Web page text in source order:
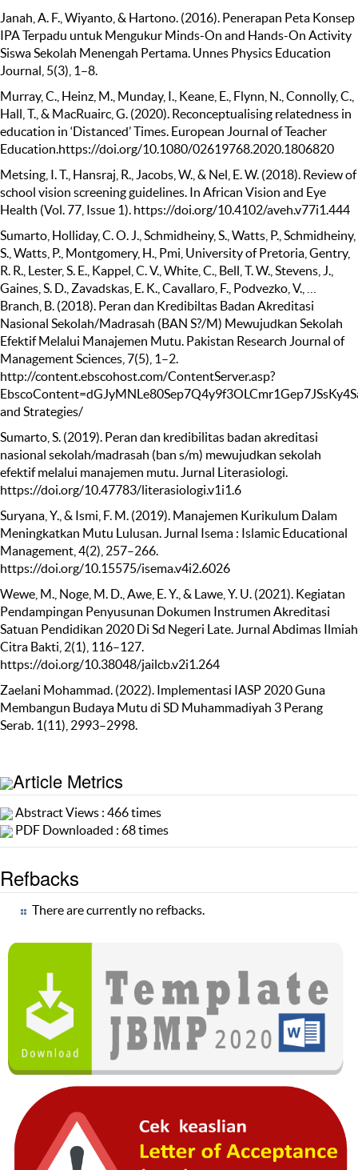
Janah, A. F., Wiyanto, & Hartono. (2016). Penerapan Peta Konsep
IPA Terpadu untuk Mengukur Minds-On and Hands-On Activity
Siswa Sekolah Menengah Pertama. Unnes Physics Education
Journal, 5(3), 1–8.
Murray, C., Heinz, M., Munday, I., Keane, E., Flynn, N., Connolly, C.,
Hall, T., & MacRuairc, G. (2020). Reconceptualising relatedness in
education in ‘Distanced’ Times. European Journal of Teacher
Education.https://doi.org/10.1080/02619768.2020.1806820
Metsing, I. T., Hansraj, R., Jacobs, W., & Nel, E. W. (2018). Review of
school vision screening guidelines. In African Vision and Eye
Health (Vol. 77, Issue 1). https://doi.org/10.4102/aveh.v77i1.444
Sumarto, Holliday, C. O. J., Schmidheiny, S., Watts, P., Schmidheiny,
S., Watts, P., Montgomery, H., Pmi, University of Pretoria, Gentry,
R. R., Lester, S. E., Kappel, C. V., White, C., Bell, T. W., Stevens, J.,
Gaines, S. D., Zavadskas, E. K., Cavallaro, F., Podvezko, V., …
Branch, B. (2018). Peran dan Kredibiltas Badan Akreditasi
Nasional Sekolah/Madrasah (BAN S?/M) Mewujudkan Sekolah
Efektif Melalui Manajemen Mutu. Pakistan Research Journal of
Management Sciences, 7(5), 1–2.
http://content.ebscohost.com/ContentServer.asp?
and Strategies/
Sumarto, S. (2019). Peran dan kredibilitas badan akreditasi
nasional sekolah/madrasah (ban s/m) mewujudkan sekolah
efektif melalui manajemen mutu. Jurnal Literasiologi.
https://doi.org/10.47783/literasiologi.v1i1.6
Suryana, Y., & Ismi, F. M. (2019). Manajemen Kurikulum Dalam
Meningkatkan Mutu Lulusan. Jurnal Isema : Islamic Educational
Management, 4(2), 257–266.
https://doi.org/10.15575/isema.v4i2.6026
Wewe, M., Noge, M. D., Awe, E. Y., & Lawe, Y. U. (2021). Kegiatan
Pendampingan Penyusunan Dokumen Instrumen Akreditasi
Satuan Pendidikan 2020 Di Sd Negeri Late. Jurnal Abdimas Ilmiah
Citra Bakti, 2(1), 116–127.
https://doi.org/10.38048/jailcb.v2i1.264
Zaelani Mohammad. (2022). Implementasi IASP 2020 Guna
Membangun Budaya Mutu di SD Muhammadiyah 3 Perang
Serab. 1(11), 2993–2998.
Article Metrics
Abstract Views : 466 times
PDF Downloaded : 68 times
Refbacks
There are currently no refbacks.